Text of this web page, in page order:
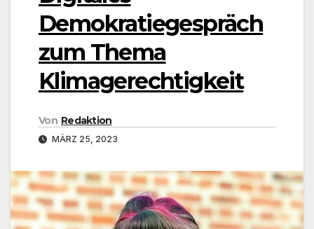
Demokratiegespräch
zum Thema
Klimagerechtigkeit
Von Redaktion
MÄRZ 25, 2023